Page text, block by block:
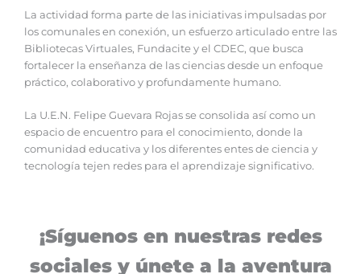
La actividad forma parte de las iniciativas impulsadas por
los comunales en conexión, un esfuerzo articulado entre las
Bibliotecas Virtuales, Fundacite y el CDEC, que busca
fortalecer la enseñanza de las ciencias desde un enfoque
práctico, colaborativo y profundamente humano.
La U.E.N. Felipe Guevara Rojas se consolida así como un
espacio de encuentro para el conocimiento, donde la
comunidad educativa y los diferentes entes de ciencia y
tecnología tejen redes para el aprendizaje significativo.
¡Síguenos en nuestras redes
sociales y únete a la aventura